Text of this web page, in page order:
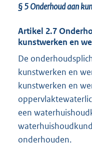
§ 5 Onderhoud aan
Artikel 2.7
kunstwerken en
De
kunstwerken en
kunstwerken en
een
onderhouden.